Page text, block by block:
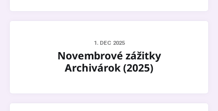
1. DEC 2025
Novembrové zážitky
Archivárok (2025)